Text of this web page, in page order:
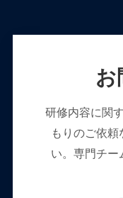
お
研修内容に関
もりのご依
い。専門チー